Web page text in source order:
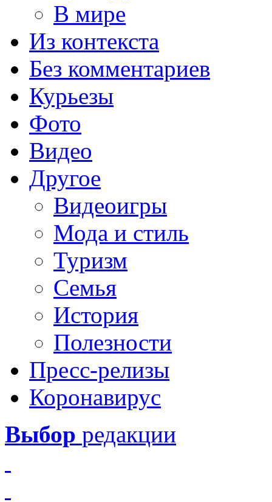
В мире
Из контекста
Без комментариев
Курьезы
Фото
Видео
Другое
Видеоигры
Мода и стиль
Туризм
Семья
История
Полезности
Пресс-релизы
Коронавирус
Выбор редакции